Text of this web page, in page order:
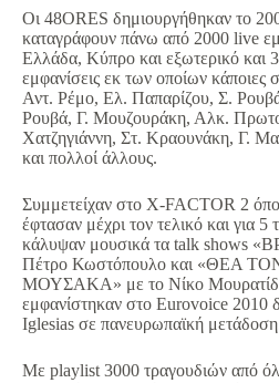
Οι 48ORES δημιουργήθηκαν το
καταγράφουν πάνω από 2000 live
Ελλάδα, Κύπρο και εξωτερικό και
εμφανίσεις εκ των οποίων κάποιες
Αντ. Ρέμο, Ελ. Παπαρίζου, Σ.
Ρουβά, Γ. Μουζουράκη, Αλκ.
Χατζηγιάννη, Στ. Κραουνάκη, Γ.
και πολλοί άλλους.
Συμμετείχαν στο X-FACTOR 2
έφτασαν μέχρι τον τελικό και για 5
κάλυψαν μουσικά τα talk shows
Πέτρο Κωστόπουλο και «ΘΕΑ
ΜΟΥΣΑΚΑ» με το Νίκο
εμφανίστηκαν στο Eurovoice 2010
Iglesias σε πανευρωπαϊκή
Με playlist 3000 τραγουδιών από